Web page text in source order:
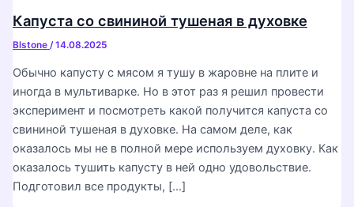
Капуста со свининой тушеная в духовке
Blstone /14.08.2025
Обычно капусту с мясом я тушу в жаровне на плите и
иногда в мультиварке. Но в этот раз я решил провести
эксперимент и посмотреть какой получится капуста со
свининой тушеная в духовке. На самом деле, как
оказалось мы не в полной мере используем духовку. Как
оказалось тушить капусту в ней одно удовольствие.
Подготовил все продукты, […]